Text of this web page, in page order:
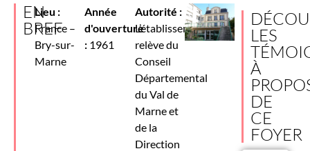
EN
BREF
Lieu :
France –
Bry-sur-
Marne
Année
d'ouverture
: 1961
Autorité :
L’établissement
relève du
Conseil
Départemental
du Val de
Marne et
de la
Direction
LES
À
DE
CE
FOYER